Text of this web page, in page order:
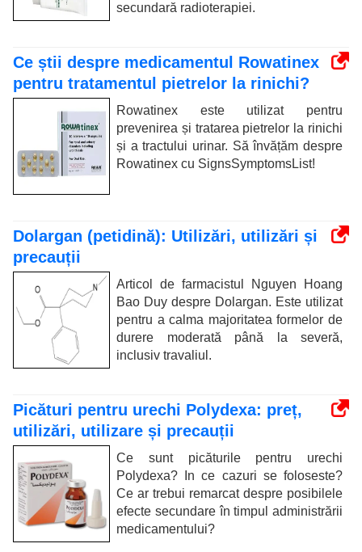
secundară radioterapiei.
Ce știi despre medicamentul Rowatinex
pentru tratamentul pietrelor la rinichi?
Rowatinex este utilizat pentru
prevenirea și tratarea pietrelor la rinichi
și a tractului urinar. Să învățăm despre
Rowatinex cu SignsSymptomsList!
Dolargan (petidină): Utilizări, utilizări și
precauții
Articol de farmacistul Nguyen Hoang
Bao Duy despre Dolargan. Este utilizat
pentru a calma majoritatea formelor de
durere moderată până la severă,
inclusiv travaliul.
Picături pentru urechi Polydexa: preț,
utilizări, utilizare și precauții
Ce sunt picăturile pentru urechi
Polydexa? In ce cazuri se foloseste?
Ce ar trebui remarcat despre posibilele
efecte secundare în timpul administrării
medicamentului?